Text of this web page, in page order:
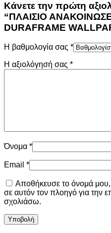
Κάνετε την πρώτη
“ΠΛΑΙΣΙΟ
DURAFRAME
Η βαθμολογία σας *
Η αξιολόγησή σας *
Όνομα *
Email *
Αποθήκευσε το όνομά μου,
σε αυτόν τον πλοηγό για την
σχολιάσω.